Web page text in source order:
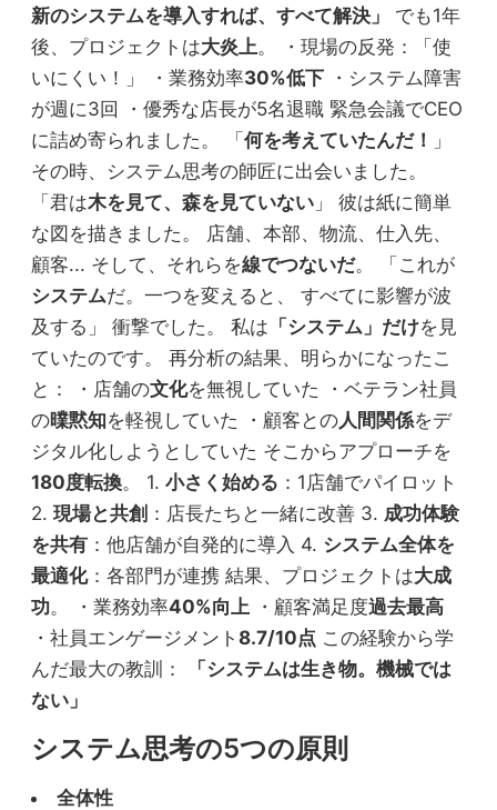
新のシステムを導入すれば、すべて解決」
でも1年
後、プロジェクトは大炎上。 ・現場の反発：「使
いにくい！」 ・業務効率30%低下 ・システム障害
が週に3回 ・優秀な店長が5名退職 緊急会議でCEO
に詰め寄られました。 「 何を考えていたんだ！
」
その時、システム思考の師匠に出会いました。
「君は木を見て、森を見ていない 」 彼は紙に簡単
な図を描きました。 店舗、本部、物流、仕入先、
顧客... そして、それらを線でつないだ。 「これが
システムだ。一つを変えると、 すべてに影響が波
及する」 衝撃でした。 私は 「システム」だけを見
ていたのです。 再分析の結果、明らかになったこ
と： ・店舗の文化を無視していた ・ベテラン社員
の曗黙知を軽視していた ・顧客との人間関係をデ
ジタル化しようとしていた そこからアプローチを
180度転換。 1. 小さく始める ：1店舗でパイロット
2. 現場と共創 ：店長たちと一緒に改善 3. 成功体験
を共有 ：他店舗が自発的に導入 4. システム全体を
最適化：各部門が連携 結果、プロジェクトは大成
功。 ・業務効率40%向上 ・顧客満足度過去最高
・社員エンゲージメント 8.7/10点 この経験から学
んだ最大の教訓：
「システムは生き物。機械では
ない」
システム思考の5つの原則
全体性